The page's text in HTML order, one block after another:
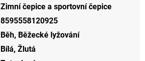
Zimní čepice a sportovní čepice
8595558120925
Běh, Běžecké lyžování
Bílá, Žlutá